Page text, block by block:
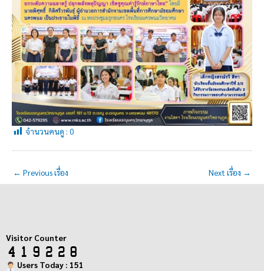
จำนวนคนดู : 0
← Previous เรื่อง Next เรื่อง →
Visitor Counter
Users Today : 151